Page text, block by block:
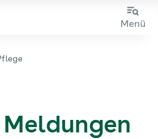
Menü
aok.de/gp